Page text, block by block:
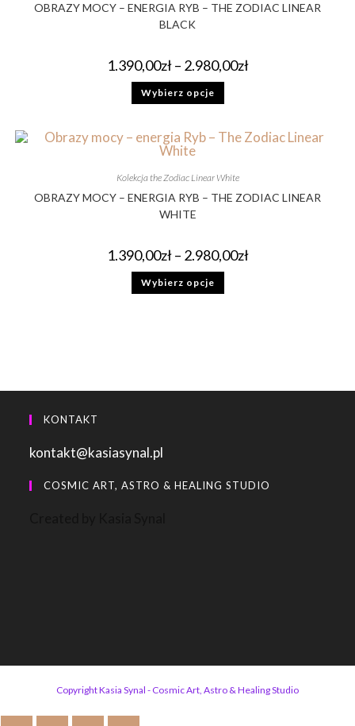
OBRAZY MOCY – ENERGIA RYB – THE ZODIAC LINEAR
BLACK
1.390,00zł – 2.980,00zł
Wybierz opcje
Kolekcja the Zodiac Linear White
OBRAZY MOCY – ENERGIA RYB – THE ZODIAC LINEAR
WHITE
1.390,00zł – 2.980,00zł
Wybierz opcje
KONTAKT
kontakt@kasiasynal.pl
COSMIC ART, ASTRO & HEALING STUDIO
Copyright Kasia Synal - Cosmic Art, Astro & Healing Studio